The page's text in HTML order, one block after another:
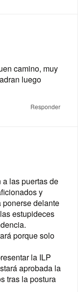
camino, muy
luego
Responder
las puertas de
y
ponerse delante
estupideces
porque solo
la ILP
aprobada la
tras la postura